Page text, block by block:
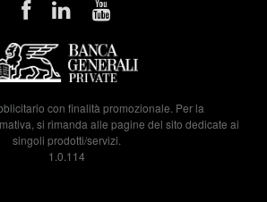
con finalità promozionale. Per la
si rimanda alle pagine del sito dedicate ai
singoli prodotti/servizi.
1.0.114